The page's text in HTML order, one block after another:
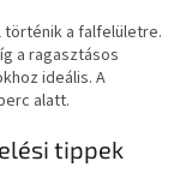
történik a falfelületre.
a ragasztásos
ideális. A
alatt.
tippek